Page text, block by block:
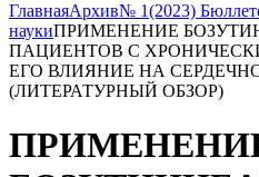
ГлавнаяАрхив№ 1(2023)
наукиПРИМЕНЕНИЕ
ПАЦИЕНТОВ С
ЕГО ВЛИЯНИЕ НА
(ЛИТЕРАТУРНЫЙ ОБЗОР)